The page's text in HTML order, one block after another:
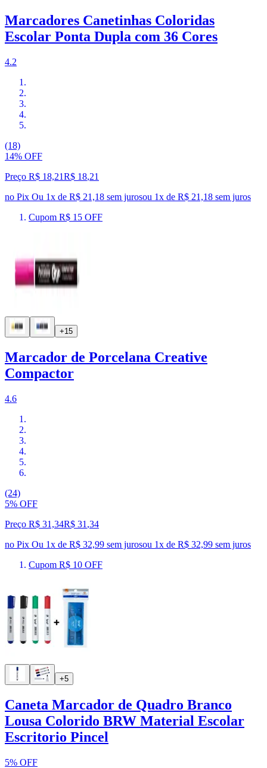
Marcadores Canetinhas Coloridas
Escolar Ponta Dupla com 36 Cores
4.2
(18)
14% OFF
Preço R$ 18,21R$ 18,21
no Pix Ou 1x de R$ 21,18 sem jurosou 1x de R$ 21,18 sem juros
Cupom R$ 15 OFF
+15
Marcador de Porcelana Creative
Compactor
4.6
(24)
5% OFF
Preço R$ 31,34R$ 31 ,34
no Pix Ou 1x de R$ 32,99 sem jurosou 1x de R$ 32,99 sem juros
Cupom R$ 10 OFF
+5
Caneta Marcador de Quadro Branco
Lousa Colorido BRW Material Escolar
Escritorio Pincel
5% OFF